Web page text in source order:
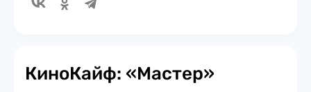
КиноКайф: «Мастер»